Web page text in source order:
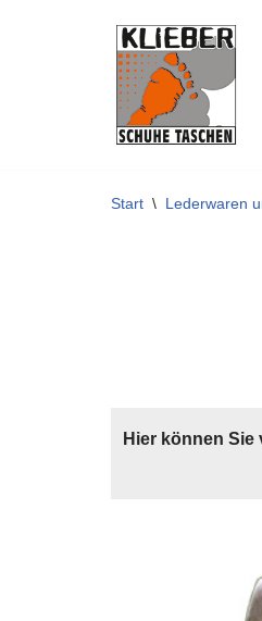
Start \ Lederwaren
Hier können Sie